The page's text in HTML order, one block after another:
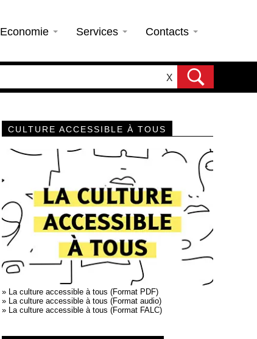
Economie Services Contacts
X
CULTURE ACCESSIBLE À TOUS
» La culture accessible à tous (Format PDF)
» La culture accessible à tous (Format audio)
» La culture accessible à tous (Format FALC)